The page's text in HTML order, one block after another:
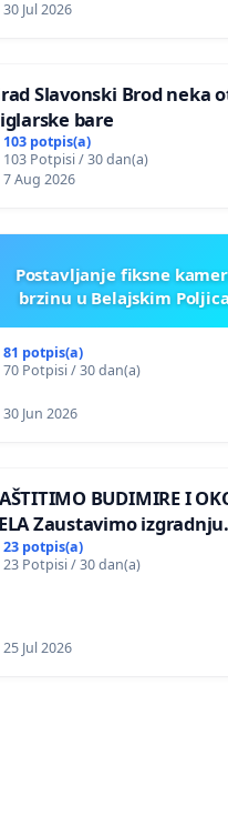
30 Jul 2026
Slavonski Brod neka
bare
103 potpis(a)
103 Potpisi / 30 dan(a)
7 Aug 2026
Postavljanje fiksne
brzinu u Belajskim
81 potpis(a)
70 Potpisi / 30 dan(a)
30 Jun 2026
BUDIMIRE I
Zaustavimo izgradnju
Sunčane elektrane Vedrine
području Ugljana
23 potpis(a)
23 Potpisi / 30 dan(a)
25 Jul 2026